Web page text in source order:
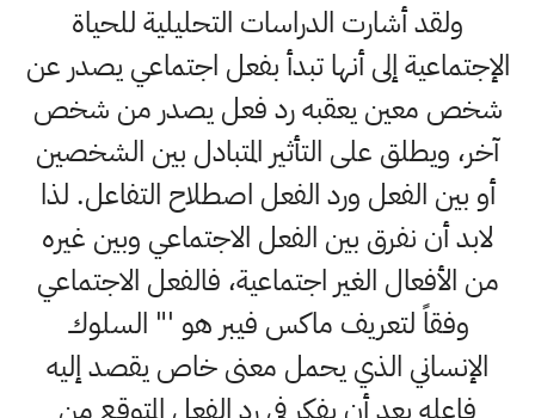
ولقد أشارت الدراسات التحليلية للحياة
الإجتماعية إلى أنها تبدأ بفعل اجتماعي يصدر عن
شخص معين يعقبه رد فعل يصدر من شخص
آخر، ويطلق على التأثير المتبادل بين الشخصين
أو بين الفعل ورد الفعل اصطلاح التفاعل. لذا
لابد أن نفرق بين الفعل الاجتماعي وبين غيره
من الأفعال الغير اجتماعية، فالفعل الاجتماعي
وفقاً لتعريف ماكس فيبر هو '" السلوك
الإنساني الذي يحمل معنى خاص يقصد إليه